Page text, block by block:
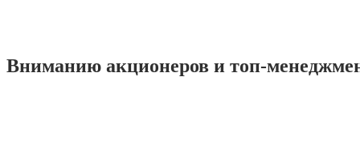
Вниманию акционеров и топ-